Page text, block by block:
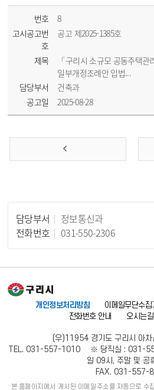
번호
8
고시공고번
호
공고 제2025-1385호
제목
「구리시 소규모 공동주택관
일부개정조례안 입법...
담당부서
건축과
공고일
2025-08-28
담당부서
정보통신과
전화번호
031-550-2306
개인정보처리방침 이메일무단수집
전화번호 안내
오시는길
(우)11954 경기도 구리시 아
TEL. 031-557-1010 ※ 당직실 : 031-
일 09시, 주말 및 공
FAX. 031-557-
본 홈페이지에서 게시된 이메일주소를 자동으로 수